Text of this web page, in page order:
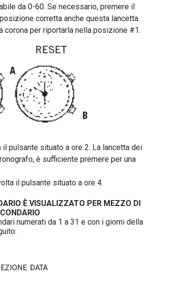
da 0-60. Se necessario, premere il
corretta anche questa lancetta.
corona per riportarla nella posizione #1.
pulsante situato a ore 2. La lancetta dei
è sufficiente premere per una
il pulsante situato a ore 4.
È VISUALIZZATO PER MEZZO DI
numerati da 1 a 31 e con i giorni della